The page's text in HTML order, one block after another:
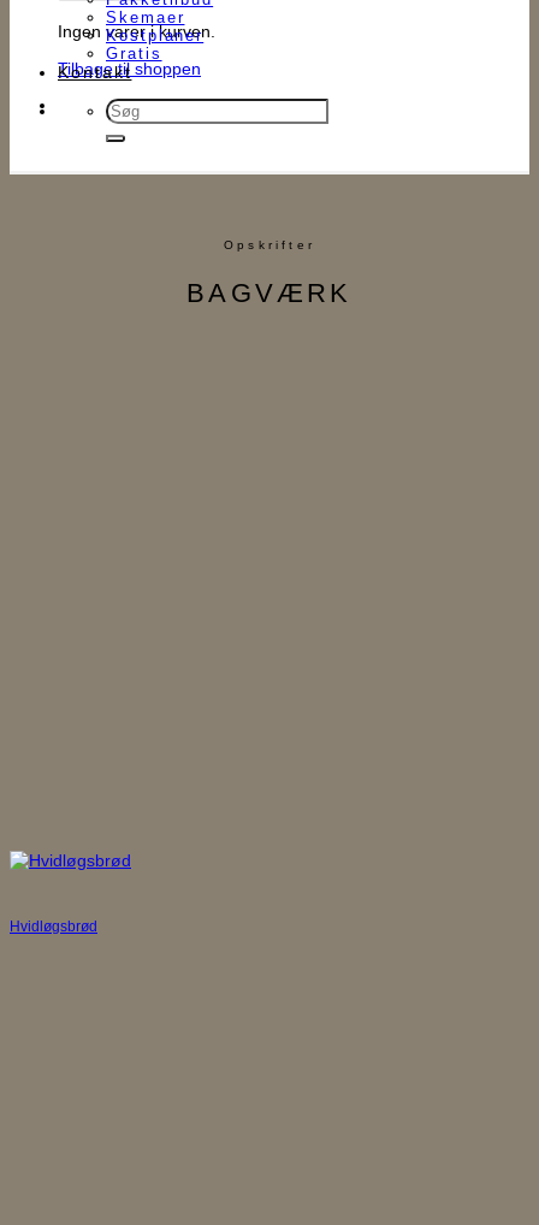
Ingen varer i kurven.
Tilbage til shoppen
Skemaer
Kostplaner
Gratis
Kontakt
Søg
efter:
Opskrifter
BAGVÆRK
Hvidløgsbrød